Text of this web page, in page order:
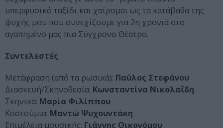
υπερφυσικό ταξίδι και χαίρομαι ως τα κατάβαθα της
ψυχής μου που συνεχίζουμε για 2η χρονιά στο
αγαπημένο μας πια Σύγχρονο Θέατρο.
Συντελεστές
Μετάφραση (από τα ρωσικά): Παύλος Στεφάνου
Διασκευή/Σκηνοθεσία: Κωνσταντίνα Νικολαΐδη
Σκηνικά: Μαρία Φιλίππου
Κοστούμια: Μαντώ Ψυχουντάκη
Επιμέλεια μουσικής: Γιάννης Οικονόμου